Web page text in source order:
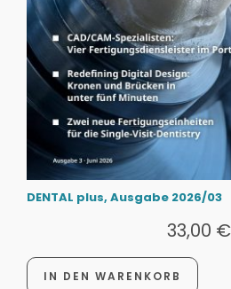
DENTAL plus, Ausgabe 2026/03
33,00 €
IN DEN WARENKORB